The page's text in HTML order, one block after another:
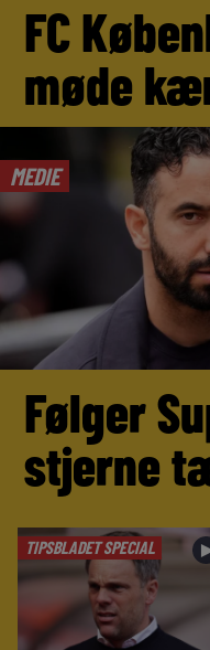
FC
møde
MEDIE
Følger
stjerne
TIPSBLADET SPECIAL